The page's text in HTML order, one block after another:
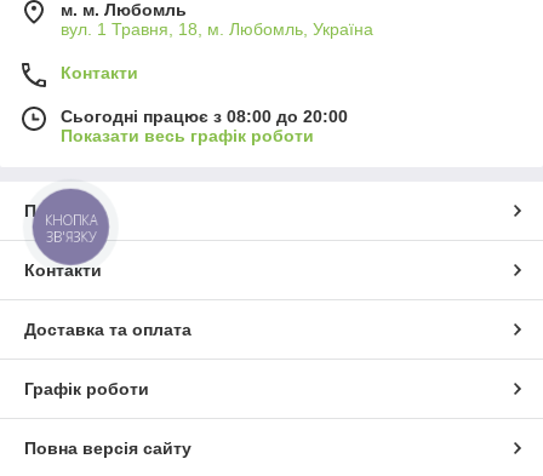
м. м. Любомль
вул. 1 Травня, 18, м. Любомль, Україна
Контакти
Сьогодні працює з 08:00 до 20:00
Показати весь графік роботи
Про нас
Контакти
Доставка та оплата
Графік роботи
Повна версія сайту
КНОПКА
ЗВ'ЯЗКУ